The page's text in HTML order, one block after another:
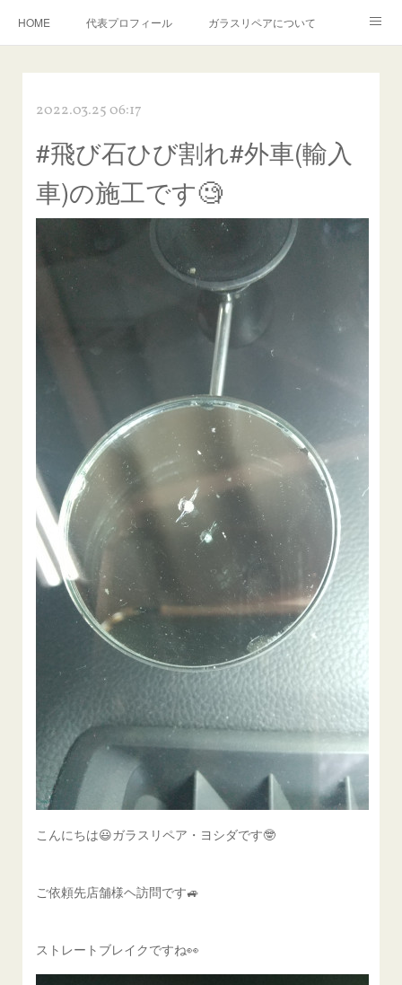
HOME 代表プロフィール ガラスリペアについて
飛び石施工料金について
当店へのアクセス 建築ガラスキズ取り・研磨・磨き
【プロ使用】フッ素系ガラストリートメント『アクアペル』
当店の良心的価格の理由について
欧州車モールの白サビやシミを落とす！
instagram記事 ガラスリペア施工価格
飛び石ひび割れでヒビ先が伸びた場合は？
2022.03.25 06:17
#飛び石ひび割れ#外車(輸入
車)の施工です🧐
こんにちは😃ガラスリペア・ヨシダです🤓
ご依頼先店舗様ヘ訪問です🚙
ストレートブレイクですね👀